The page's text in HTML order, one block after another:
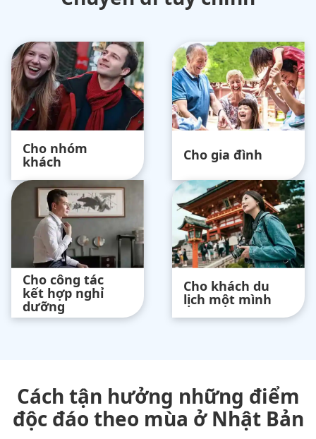
Cho nhóm
khách Cho gia đình
Cho công tác
kết hợp nghỉ
dưỡng
Cho khách du
lịch một mình
Cách tận hưởng những điểm
độc đáo theo mùa ở Nhật Bản